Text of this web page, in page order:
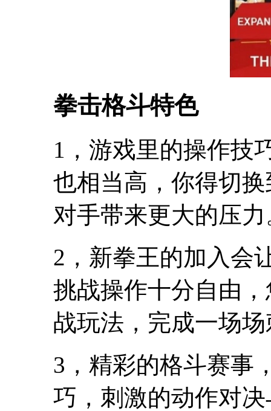
拳击格斗特色
1，游戏里的操作技
也相当高，你得切
对手带来更大的压力
2，新拳王的加入会
挑战操作十分自由
战玩法，完成一场
3，精彩的格斗赛事
巧，刺激的动作对